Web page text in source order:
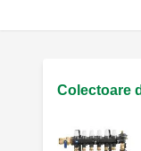
Colectoare